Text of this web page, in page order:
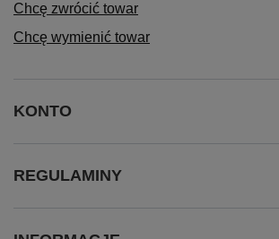
Chcę zwrócić towar
Chcę wymienić towar
KONTO
REGULAMINY